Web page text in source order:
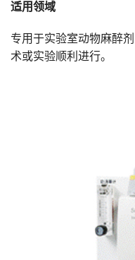
适用领域
专用于实验室动物麻醉
术或实验顺利进行。